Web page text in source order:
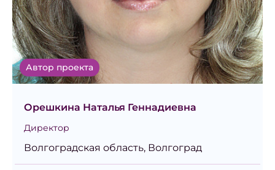
Автор проекта
Орешкина Наталья Геннадиевна
Директор
Волгоградская область, Волгоград